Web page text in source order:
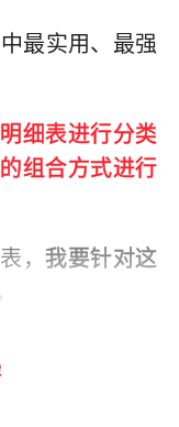
最实用、最强
细表进行分类
组合方式进行
，我要针对这